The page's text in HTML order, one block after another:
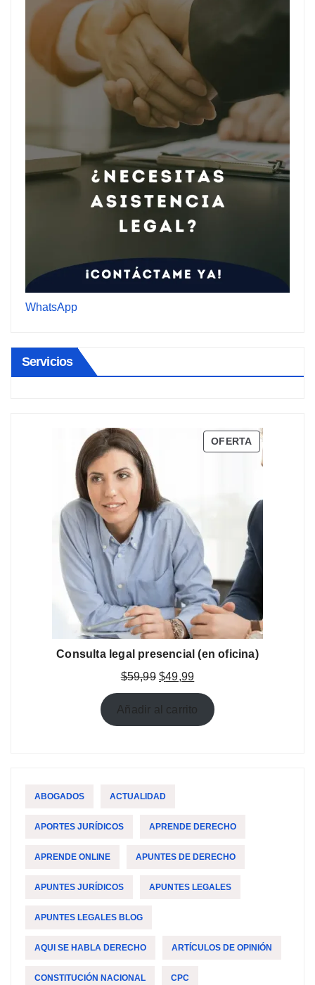
WhatsApp
Servicios
OFERTAPRODUCTO
EN
Consulta legal presencial (en oficina)
$59,99 El
precio
original
$49,99El
precio
actual
es:
Añadir al carrito
ABOGADOS ACTUALIDAD
APORTES JURÍDICOS APRENDE DERECHO
APRENDE ONLINE APUNTES DE DERECHO
APUNTES JURÍDICOS APUNTES LEGALES
APUNTES LEGALES BLOG
AQUI SE HABLA DERECHO ARTÍCULOS DE OPINIÓN
CONSTITUCIÓN NACIONAL CPC